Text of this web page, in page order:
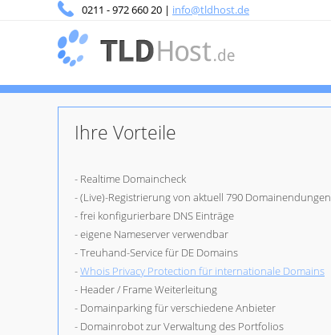
0211 - 972 660 20 | info@tldhost.de
Ihre Vorteile
- Realtime Domaincheck
- (Live)-Registrierung von aktuell 790 Domainendungen
- frei konfigurierbare DNS Einträge
- eigene Nameserver verwendbar
- Treuhand-Service für DE Domains
-Whois Privacy Protection für internationale Domains
- Header / Frame Weiterleitung
- Domainparking für verschiedene Anbieter
- Domainrobot zur Verwaltung des Portfolios